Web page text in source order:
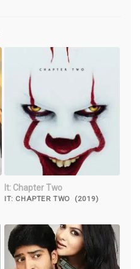
It: Chapter Two
IT: CHAPTER TWO (2019)